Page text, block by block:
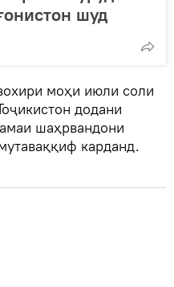
шуд
моҳи июли соли
додани
шаҳрвандони
карданд.